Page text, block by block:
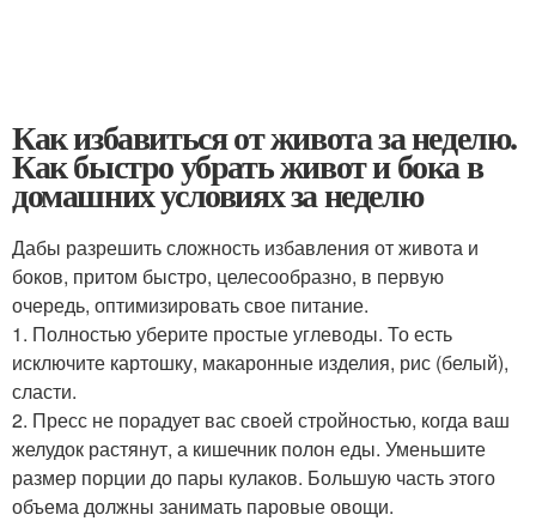
Как избавиться от живота за неделю.
Как быстро убрать живот и бока в
домашних условиях за неделю
Дабы разрешить сложность избавления от живота и
боков, притом быстро, целесообразно, в первую
очередь, оптимизировать свое питание.
1. Полностью уберите простые углеводы. То есть
исключите картошку, макаронные изделия, рис (белый),
сласти.
2. Пресс не порадует вас своей стройностью, когда ваш
желудок растянут, а кишечник полон еды. Уменьшите
размер порции до пары кулаков. Большую часть этого
объема должны занимать паровые овощи.